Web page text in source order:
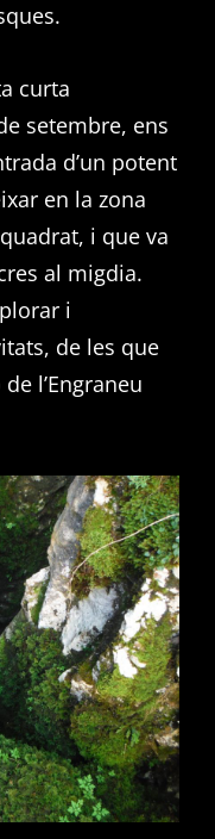
curta
setembre, ens
d’un potent
en la zona
i que va
al migdia.
i
de les que
l’Engraneu